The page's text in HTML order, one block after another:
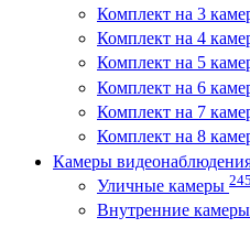
Комплект на 3
Комплект на 4
Комплект на 5
Комплект на 6
Комплект на 7
Комплект на 8
Камеры
Уличные камеры 245
Внутренние камеры